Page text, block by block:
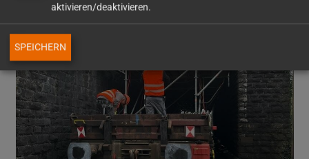
aktivieren/deaktivieren.
SPEICHERN